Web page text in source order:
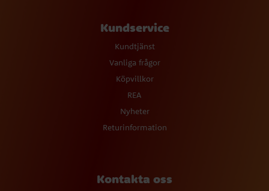
Kundservice
Kundtjänst
Vanliga frågor
Köpvillkor
REA
Nyheter
Returinformation
Kontakta oss